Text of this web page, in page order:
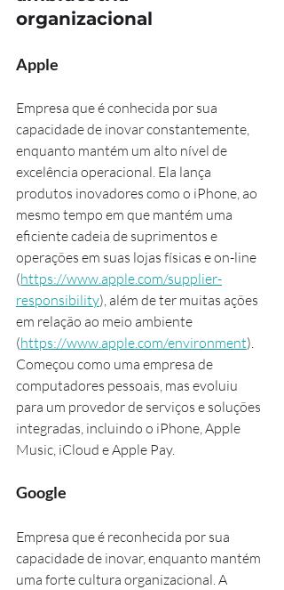
organizacional
Apple
Empresa que é conhecida por sua
capacidade de inovar constantemente,
enquanto mantém um alto nível de
excelência operacional. Ela lança
produtos inovadores como o iPhone, ao
mesmo tempo em que mantém uma
eficiente cadeia de suprimentos e
operações em suas lojas físicas e on-line
(https://www.apple.com/supplier-
responsibility), além de ter muitas ações
em relação ao meio ambiente
(https://www.apple.com/environment).
Começou como uma empresa de
computadores pessoais, mas evoluiu
para um provedor de serviços e soluções
integradas, incluindo o iPhone, Apple
Music, iCloud e Apple Pay.
Google
Empresa que é reconhecida por sua
capacidade de inovar, enquanto mantém
uma forte cultura organizacional. A